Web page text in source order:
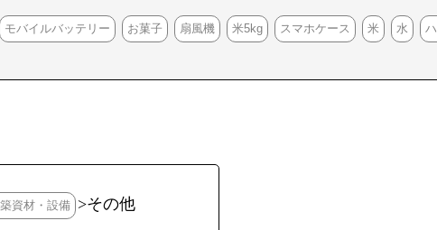
モバイルバッテリー お菓子 扇風機 米5kg スマホケース 米 水
資材・設備 >その他